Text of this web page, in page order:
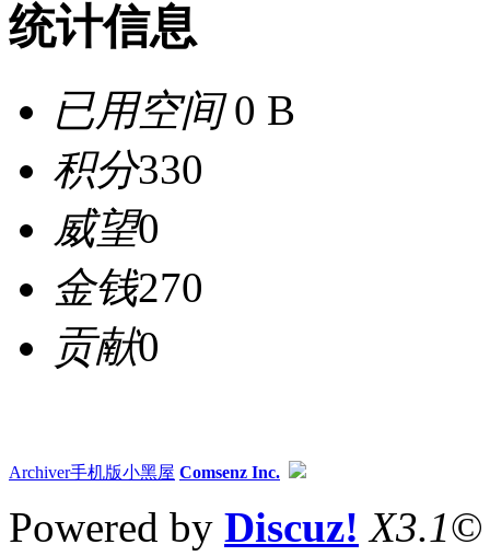
统计信息
已用空间0 B
积分330
威望0
金钱270
贡献0
Archiver手机版小黑屋 Comsenz Inc.
Powered by Discuz! X3.1©